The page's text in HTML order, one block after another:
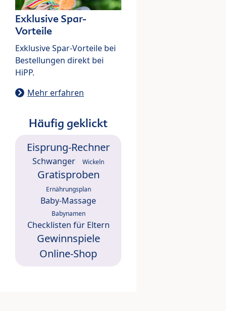
Exklusive Spar-
Vorteile
Exklusive Spar-Vorteile bei
Bestellungen direkt bei
HiPP.
Mehr erfahren
Häufig geklickt
Eisprung-Rechner
Schwanger Wickeln
Gratisproben
Ernährungsplan
Baby-Massage
Babynamen
Checklisten für Eltern
Gewinnspiele
Online-Shop